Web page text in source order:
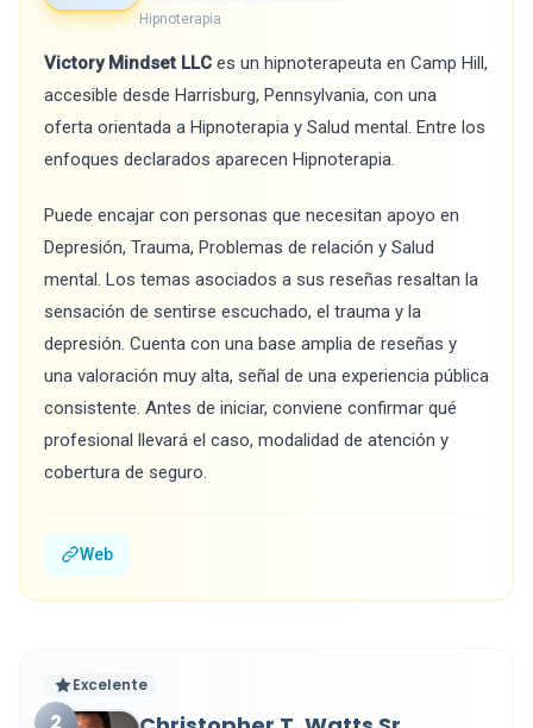
Hipnoterapia
Victory Mindset LLC es un hipnoterapeuta en Camp Hill,
accesible desde Harrisburg, Pennsylvania, con una
oferta orientada a Hipnoterapia y Salud mental. Entre los
enfoques declarados aparecen Hipnoterapia.
Puede encajar con personas que necesitan apoyo en
Depresión, Trauma, Problemas de relación y Salud
mental. Los temas asociados a sus reseñas resaltan la
sensación de sentirse escuchado, el trauma y la
depresión. Cuenta con una base amplia de reseñas y
una valoración muy alta, señal de una experiencia pública
consistente. Antes de iniciar, conviene confirmar qué
profesional llevará el caso, modalidad de atención y
cobertura de seguro.
Web
Excelente